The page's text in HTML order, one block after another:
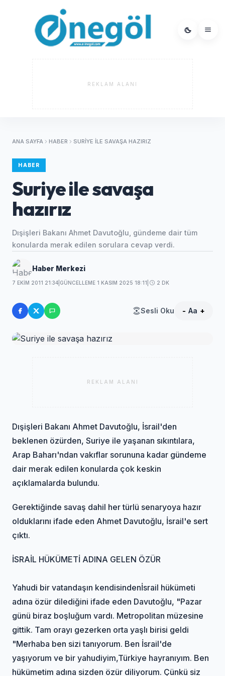
REKLAM ALANI
ANA SAYFA HABER SURIYE ILE SAVAŞA HAZIRIZ
HABER
Suriye ile savaşa
hazırız
Dışişleri Bakanı Ahmet Davutoğlu, gündeme dair tüm
konularda merak edilen sorulara cevap verdi.
Haber Merkezi
7 EKIM 2011 21:34 GÜNCELLEME 1 KASIM 2025 18:11 2 DK
Sesli Oku - Aa +
REKLAM ALANI
Dışişleri Bakanı Ahmet Davutoğlu, İsrail'den
beklenen özürden, Suriye ile yaşanan sıkıntılara,
Arap Baharı'ndan vakıflar sorununa kadar gündeme
dair merak edilen konularda çok keskin
açıklamalarda bulundu.
Gerektiğinde savaş dahil her türlü senaryoya hazır
olduklarını ifade eden Ahmet Davutoğlu, İsrail'e sert
çıktı.
İSRAİL HÜKÜMETİ ADINA GELEN ÖZÜR
Yahudi bir vatandaşın kendisindenİsrail hükümeti
adına özür dilediğini ifade eden Davutoğlu, "Pazar
günü biraz boşluğum vardı. Metropolitan müzesine
gittik. Tam orayı gezerken orta yaşlı birisi geldi
"Merhaba ben sizi tanıyorum. Ben İsrail'de
yaşıyorum ve bir yahudiyim,Türkiye hayranıyım. Ben
hükümetim adına sizden özür diliyorum. Çünkü siz